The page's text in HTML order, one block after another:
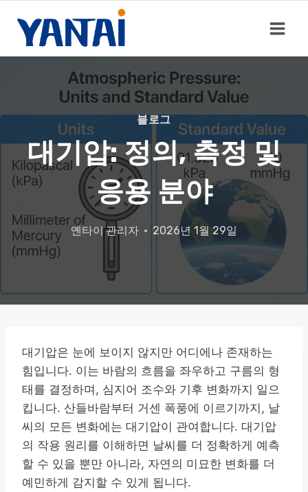
뛰
블로그
대기압: 정의, 측정 및
응용 분야
옌타이관리자 2026년 1월 29일
대기압은 눈에 보이지 않지만 어디에나 존재하는
힘입니다. 이는 바람의 흐름을 좌우하고 구름의 형
태를 결정하며, 심지어 조수와 기후 변화까지 일으
킵니다. 산들바람부터 거센 폭풍에 이르기까지, 날
씨의 모든 변화에는 대기압이 관여합니다. 대기압
의 작용 원리를 이해하면 날씨를 더 정확하게 예측
할 수 있을 뿐만 아니라, 자연의 미묘한 변화를 더
예민하게 감지할 수 있게 됩니다.